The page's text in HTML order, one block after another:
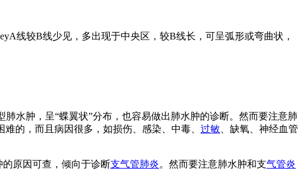
线较B线少见，多出现于中央区，较B线长，可呈弧形或弯曲状，
水肿，呈“蝶翼状”分布，也容易做出肺水肿的诊断。然而要注意肺
的，而且病因很多，如损伤、感染、中毒、 过敏、缺氧、神经血管
的原因可查，倾向于诊断支气管肺炎。然而要注意肺水肿和支气管炎